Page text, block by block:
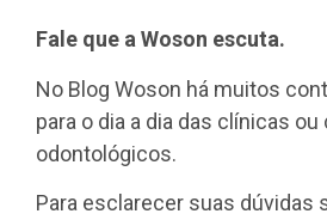
Fale que a Woson escuta.
No Blog Woson há muitos
para o dia a dia das clínicas
odontológicos.
Para esclarecer suas dúvidas